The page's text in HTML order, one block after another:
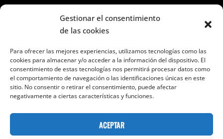
Gestionar el consentimiento
de las cookies
Para ofrecer las mejores experiencias, utilizamos tecnologías como las
cookies para almacenar y/o acceder a la información del dispositivo. El
consentimiento de estas tecnologías nos permitirá procesar datos como
el comportamiento de navegación o las identificaciones únicas en este
sitio. No consentir o retirar el consentimiento, puede afectar
negativamente a ciertas características y funciones.
ACEPTAR
Seguir en Facebook e Instagram
Categorías